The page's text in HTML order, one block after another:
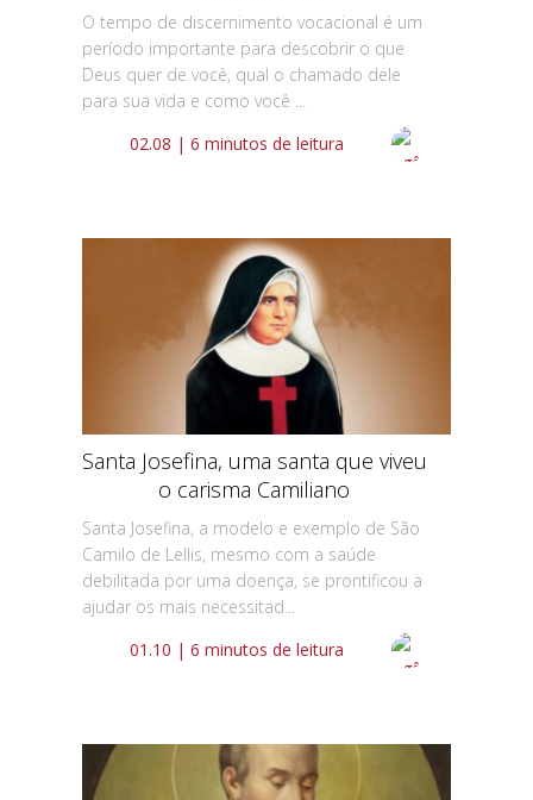
O tempo de discernimento vocacional é um
período importante para descobrir o que
Deus quer de você, qual o chamado dele
para sua vida e como você ...
02.08 | 6 minutos de leitura
Santa Josefina, uma santa que viveu
o carisma Camiliano
Santa Josefina, a modelo e exemplo de São
Camilo de Lellis, mesmo com a saúde
debilitada por uma doença, se prontificou a
ajudar os mais necessitad...
01.10 | 6 minutos de leitura